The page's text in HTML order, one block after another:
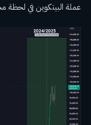
عملة البيتكوين في لحظة